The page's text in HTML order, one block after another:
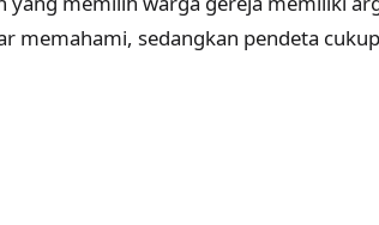
memahami, sedangkan pendeta cukup